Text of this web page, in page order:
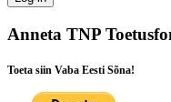
Anneta TNP
Toeta siin Vaba Eesti Sõna!